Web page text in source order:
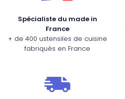
Spécialiste du made in
France
+ de 400 ustensiles de cuisine
fabriqués en France